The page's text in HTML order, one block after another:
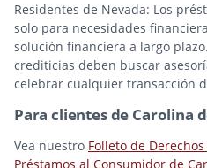
Residentes de Nevada: Los
solo para necesidades
solución financiera a largo
crediticias deben buscar
celebrar cualquier transacción
Para clientes de Carolina
Vea nuestro Folleto de
Préstamos al Consumidor de